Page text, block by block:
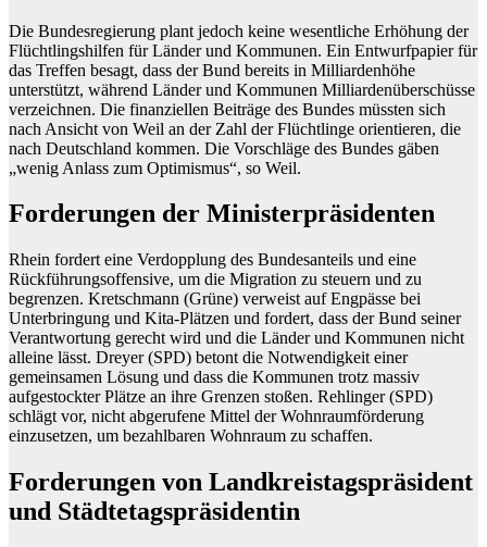
Die Bundesregierung plant jedoch keine wesentliche Erhöhung der
Flüchtlingshilfen für Länder und Kommunen. Ein Entwurfpapier für
das Treffen besagt, dass der Bund bereits in Milliardenhöhe
unterstützt, während Länder und Kommunen Milliardenüberschüsse
verzeichnen. Die finanziellen Beiträge des Bundes müssten sich
nach Ansicht von Weil an der Zahl der Flüchtlinge orientieren, die
nach Deutschland kommen. Die Vorschläge des Bundes gäben
„wenig Anlass zum Optimismus“, so Weil.
Forderungen der Ministerpräsidenten
Rhein fordert eine Verdopplung des Bundesanteils und eine
Rückführungsoffensive, um die Migration zu steuern und zu
begrenzen. Kretschmann (Grüne) verweist auf Engpässe bei
Unterbringung und Kita-Plätzen und fordert, dass der Bund seiner
Verantwortung gerecht wird und die Länder und Kommunen nicht
alleine lässt. Dreyer (SPD) betont die Notwendigkeit einer
gemeinsamen Lösung und dass die Kommunen trotz massiv
aufgestockter Plätze an ihre Grenzen stoßen. Rehlinger (SPD)
schlägt vor, nicht abgerufene Mittel der Wohnraumförderung
einzusetzen, um bezahlbaren Wohnraum zu schaffen.
Forderungen von Landkreistagspräsident
und Städtetagspräsidentin